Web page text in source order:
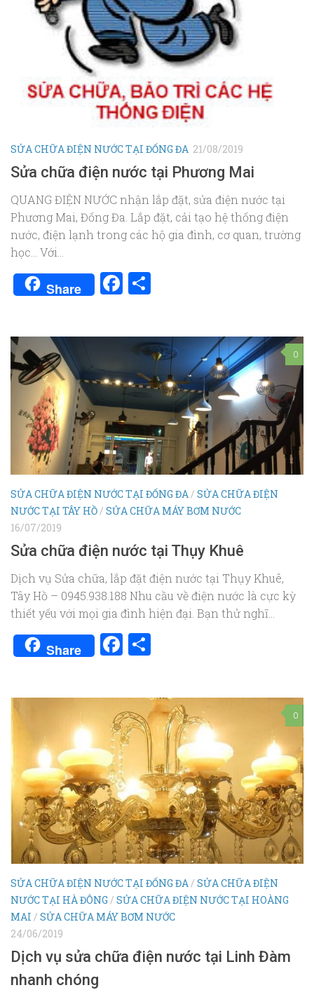
SỬA CHỮA ĐIỆN NƯỚC TẠI ĐỐNG ĐA 21/08/2019
Sửa chữa điện nước tại Phương Mai
QUANG ĐIỆN NƯỚC nhận lắp đặt, sửa điện nước tại
Phương Mai, Đống Đa. Lắp đặt, cải tạo hệ thống điện
nước, điện lạnh trong các hộ gia đình, cơ quan, trường
học… Với...
Share Facebook
0
SỬA CHỮA ĐIỆN NƯỚC TẠI ĐỐNG ĐA/ SỬA CHỮA ĐIỆN
NƯỚC TẠI TÂY HỒ/ SỬA CHỮA MÁY BƠM NƯỚC
16/07/2019
Sửa chữa điện nước tại Thụy Khuê
Dịch vụ Sửa chữa, lắp đặt điện nước tại Thụy Khuê,
Tây Hồ – 0945.938.188 Nhu cầu về điện nước là cực kỳ
thiết yếu với mọi gia đình hiện đại. Bạn thử nghĩ...
Share Facebook
0
SỬA CHỮA ĐIỆN NƯỚC TẠI ĐỐNG ĐA/ SỬA CHỮA ĐIỆN
NƯỚC TẠI HÀ ĐÔNG / SỬA CHỮA ĐIỆN NƯỚC TẠI HOÀNG
MAI / SỬA CHỮA MÁY BƠM NƯỚC
24/06/2019
Dịch vụ sửa chữa điện nước tại Linh Đàm
nhanh chóng